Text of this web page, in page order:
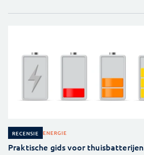
RECENSIE ENERGIE
Praktische gids voor thuisbatterijen